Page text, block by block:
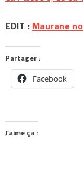
EDIT : Maurane
Partager :
Facebook
J’aime ça :